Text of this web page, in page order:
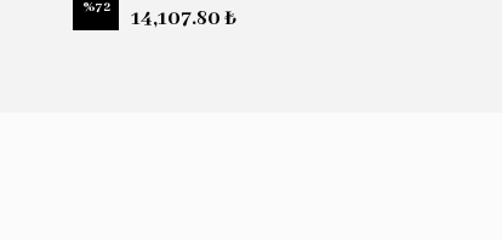
%72 14,107.80 ₺